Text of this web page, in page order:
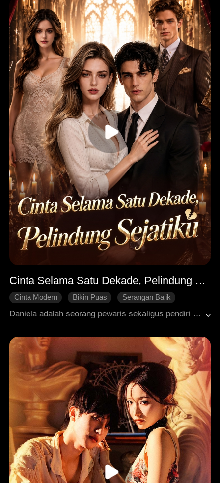
Cinta Selama Satu Dekade, Pelindung Sejatiku
Cinta Modern Bikin Puas
Serangan Balik
Daniela adalah seorang pewaris sekaligus pendiri LX, sebuah kerajaan bisnis yang penuh teka-teki. Namun demi mengejar Alexander, ia rela menyembunyikan bakatnya dan mengorbankan kariernya. Setelah sepuluh tahun, saat ia akhirnya akan menikah dengannya, saudari tirinya, Joyce, yang dipenuhi rasa cemburu mencoba mencelakakannya dengan cara membakar, yang membuatnya terluka parah. Ketika ia melihat bagaimana Alexander dan keluarganya membela Joyce dan justru menyalahkannya, Daniela akhirnya melepaskan Alexander dan memutuskan untuk bercerai. Ia ingin membalas dendam, dan sahabat kecilnya yang selalu setia, Cedric, datang membantunya. Sang jenius bisnis itu kembali dengan pendukung setianya di sisinya.